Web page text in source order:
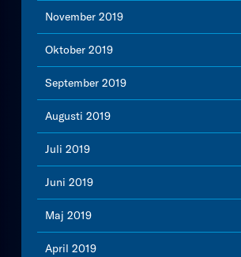
November 2019
Oktober 2019
September 2019
Augusti 2019
Juli 2019
Juni 2019
Maj 2019
April 2019